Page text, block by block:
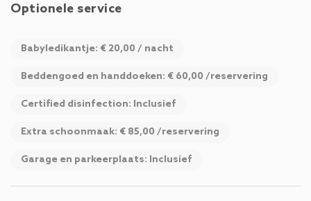
Optionele service
Babyledikantje: € 20,00 / nacht
Beddengoed en handdoeken: € 60,00 /reservering
Certified disinfection: Inclusief
Extra schoonmaak: € 85,00 /reservering
Garage en parkeerplaats: Inclusief